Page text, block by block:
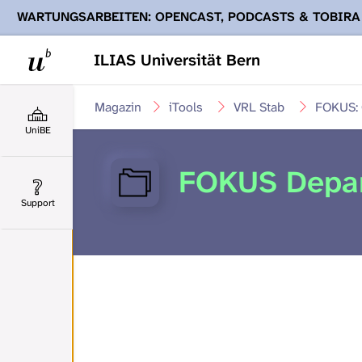
ILIAS Universität Bern
WARTUNGSARBEITEN: OPENCAST, PODCASTS & TOBIRA
Ihnen Podcasts, Opencast-Videos und Tobira nicht zur
UniBE
Support
VRL Stab
iTools
Magazin
FOKUS